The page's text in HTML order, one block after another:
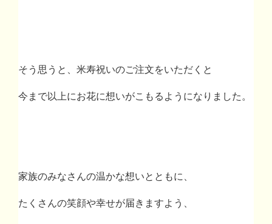
そう思うと、米寿祝いのご注文をいただくと
今まで以上にお花に想いがこもるようになりました。
家族のみなさんの温かな想いとともに、
たくさんの笑顔や幸せが届きますよう、